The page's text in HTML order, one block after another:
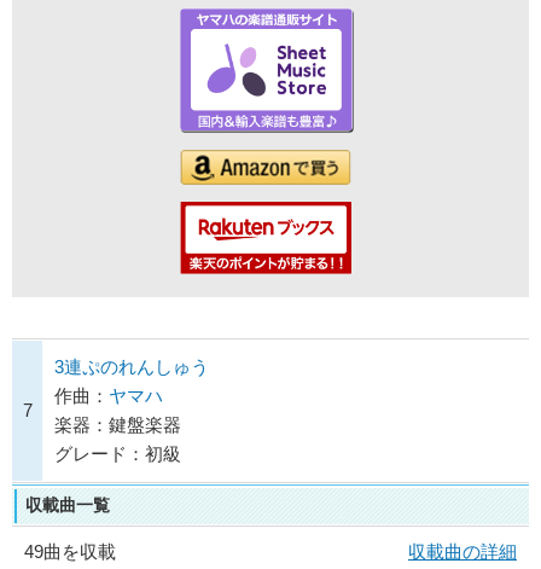
7
3連ぷのれんしゅう
作曲： ヤマハ
楽器：鍵盤楽器
グレード：初級
収載曲一覧
49曲を収載
収載曲の詳細